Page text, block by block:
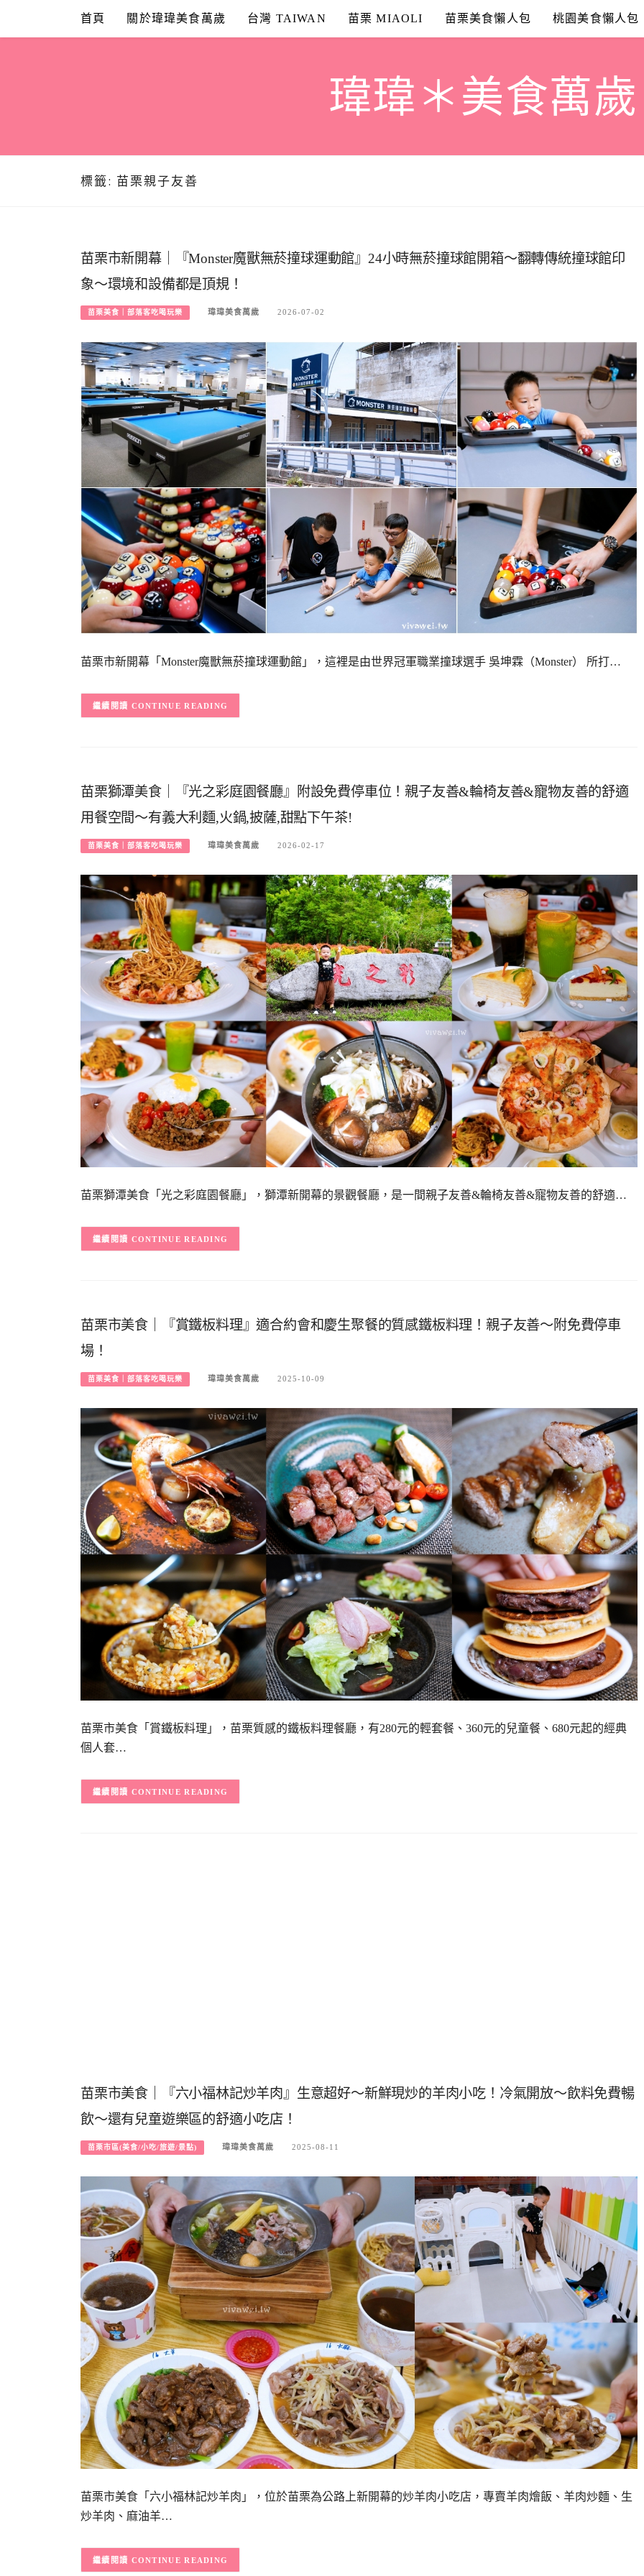
content
首頁 關於瑋瑋美食萬歲 台灣 TAIWAN 苗栗 MIAOLI 苗栗美食懶人包 桃園美食懶人包
瑋瑋＊美食萬歲
標籤: 苗栗親子友善
苗栗市新開幕｜『Monster魔獸無菸撞球運動館』24小時無菸撞球館開箱～翻轉傳統撞球館印
象～環境和設備都是頂規！
苗栗美食｜部落客吃喝玩樂 瑋瑋美食萬歲 2026-07-02
苗栗市新開幕「Monster魔獸無菸撞球運動館」，這裡是由世界冠軍職業撞球選手 吳坤霖（Monster） 所打…
CONTINUE READING
苗栗獅潭美食｜『光之彩庭園餐廳』附設免費停車位！親子友善&輪椅友善&寵物友善的舒適
用餐空間～有義大利麵,火鍋,披薩,甜點下午茶!
苗栗美食｜部落客吃喝玩樂 瑋瑋美食萬歲 2026-02-17
苗栗獅潭美食「光之彩庭園餐廳」，獅潭新開幕的景觀餐廳，是一間親子友善&輪椅友善&寵物友善的舒適…
CONTINUE READING
苗栗市美食｜『賞鐵板料理』適合約會和慶生聚餐的質感鐵板料理！親子友善～附免費停車
場！
苗栗美食｜部落客吃喝玩樂 瑋瑋美食萬歲 2025-10-09
苗栗市美食「賞鐵板料理」，苗栗質感的鐵板料理餐廳，有280元的輕套餐、360元的兒童餐、680元起的經典
個人套…
CONTINUE READING
苗栗市美食｜『六小福林記炒羊肉』生意超好～新鮮現炒的羊肉小吃！冷氣開放～飲料免費暢
飲～還有兒童遊樂區的舒適小吃店！
苗栗市區(美食/小吃/旅遊/景點) 瑋瑋美食萬歲 2025-08-11
苗栗市美食「六小福林記炒羊肉」，位於苗栗為公路上新開幕的炒羊肉小吃店，專賣羊肉燴飯、羊肉炒麵、生
炒羊肉、麻油羊…
CONTINUE READING